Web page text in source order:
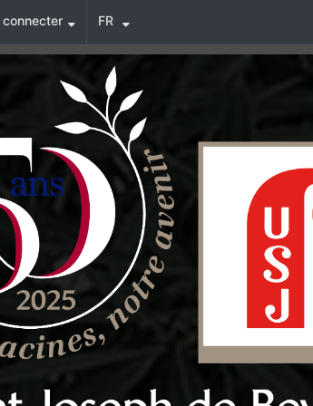
connecter FR